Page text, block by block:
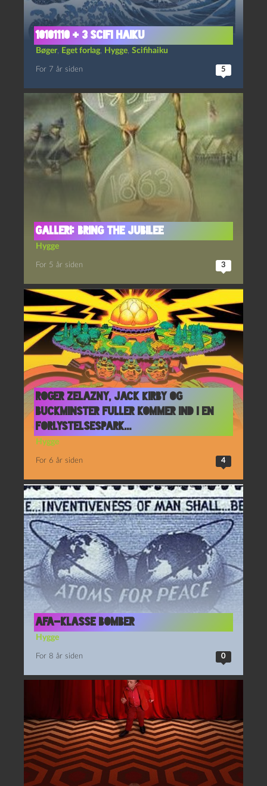
10101110 + 3 scifi haiku
Bøger Eget forlag Hygge Scifihaiku
For 7 år siden 5
Galleri: Bring the Jubilee
Hygge
For 5 år siden 3
Roger Zelazny, Jack Kirby og
Buckminster Fuller kommer ind i en
forlystelsespark…
Hygge
For 6 år siden 4
AFA-klasse bomber
Hygge
For 8 år siden 0